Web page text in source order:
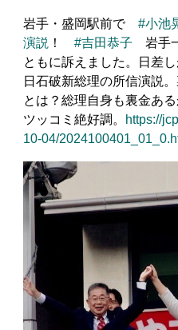
岩手・盛岡駅前で#小池
演説 ！#吉田恭子 岩手
ともに訴えました。日差
日石破新総理の所信演説
とは？総理自身も裏金あ
ツッコミ絶好調。
https://
10-04/